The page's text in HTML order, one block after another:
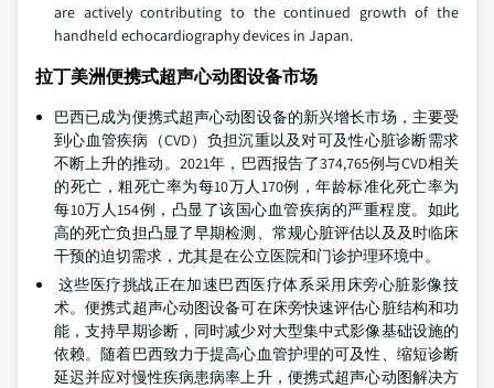
are actively contributing to the continued growth of the
handheld echocardiography devices in Japan.
拉丁美洲便携式超声心动图设备市场
巴西已成为便携式超声心动图设备的新兴增长市场，主要受
到心血管疾病（CVD）负担沉重以及对可及性心脏诊断需求
不断上升的推动。2021年，巴西报告了374,765例与CVD相关
的死亡，粗死亡率为每10万人170例，年龄标准化死亡率为
每10万人154例，凸显了该国心血管疾病的严重程度。如此
高的死亡负担凸显了早期检测、常规心脏评估以及及时临床
干预的迫切需求，尤其是在公立医院和门诊护理环境中。
这些医疗挑战正在加速巴西医疗体系采用床旁心脏影像技
术。便携式超声心动图设备可在床旁快速评估心脏结构和功
能，支持早期诊断，同时减少对大型集中式影像基础设施的
依赖。随着巴西致力于提高心血管护理的可及性、缩短诊断
延迟并应对慢性疾病患病率上升，便携式超声心动图解决方